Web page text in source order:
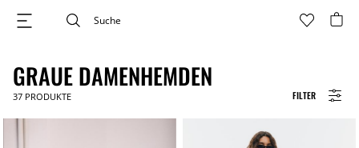
FILTER
GRAUE DAMENHEMDEN​​
37 PRODUKTE